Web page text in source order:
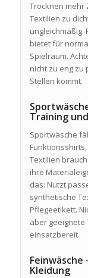
Trocknen mehr
Textilien zu
ungleichmäßig.
bietet für
Spielraum.
nicht zu eng zu
Stellen kommt.
Training
Sportwäsche
Textilien
ihre
das: Nutzt
synthetische
Pflegeetikett.
aber geeignete
einsatzbereit.
Kleidung